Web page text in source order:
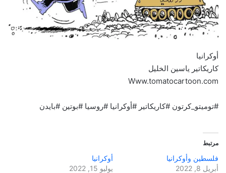
أوكرانيا
كاريكاتير ياسين الخليل
Www.tomatocartoon.com
#توميتو_كرتون #كاريكاتير #أوكرانيا #روسيا #بوتين #بايدن
مرتبط
فلسطين وأوكرانيا
أبريل 8, 2022
أوكرانيا
يوليو 15, 2022